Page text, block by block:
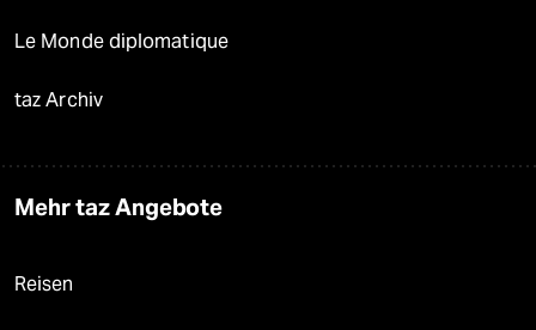
Le Monde diplomatique
taz Archiv
Mehr taz Angebote
Reisen